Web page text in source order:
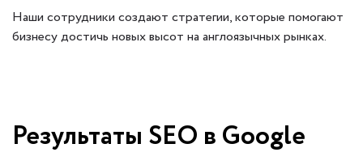
Наши сотрудники создают стратегии, которые помогают
бизнесу достичь новых высот на англоязычных рынках.
Результаты SEO в Google